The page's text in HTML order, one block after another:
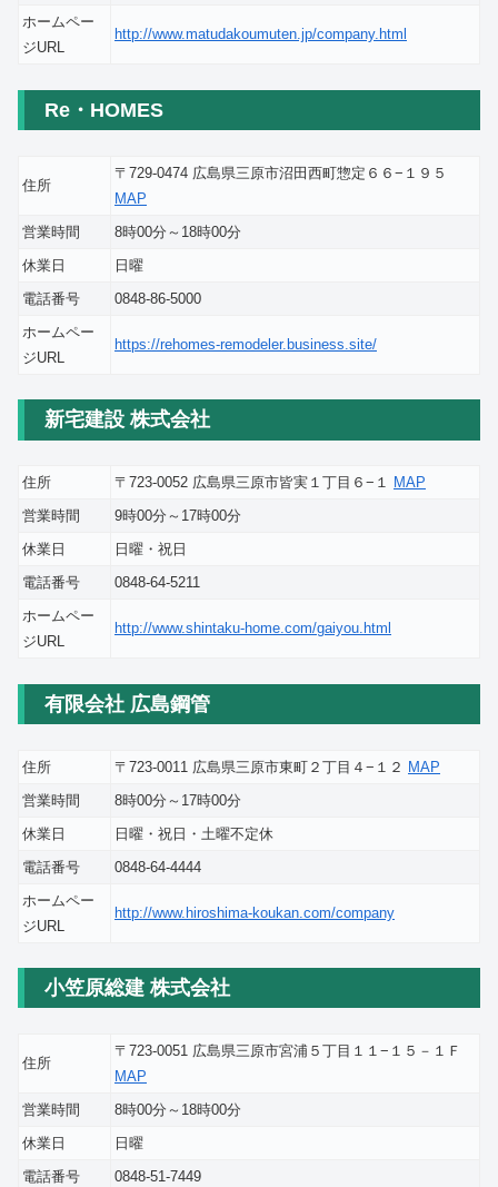
ホームペー
ジURL
http://www.matudakoumuten.jp/company.html
Re・HOMES
住所
〒729-0474 広島県三原市沼田西町惣定６６−１９５
MAP
営業時間
8時00分～18時00分
休業日
日曜
電話番号
0848-86-5000
ホームペー
ジURL
https://rehomes-remodeler.business.site/
新宅建設 株式会社
住所 〒723-0052 広島県三原市皆実１丁目６−１ MAP
営業時間
9時00分～17時00分
休業日
日曜・祝日
電話番号
0848-64-5211
ホームペー
ジURL
http://www.shintaku-home.com/gaiyou.html
有限会社 広島鋼管
住所 〒723-0011 広島県三原市東町２丁目４−１２ MAP
営業時間
8時00分～17時00分
休業日
日曜・祝日・土曜不定休
電話番号
0848-64-4444
ホームペー
ジURL
http://www.hiroshima-koukan.com/company
小笠原総建 株式会社
住所
〒723-0051 広島県三原市宮浦５丁目１１−１５－１Ｆ
MAP
営業時間
8時00分～18時00分
休業日
日曜
電話番号
0848-51-7449